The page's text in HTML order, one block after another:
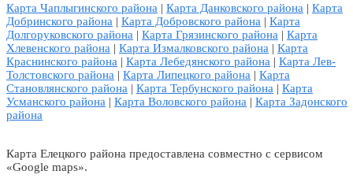
Карта Чаплыгинского района | Карта Данковского района | Карта
Добринского района | Карта Добровского района | Карта
Долгоруковского района | Карта Грязинского района | Карта
Хлевенского района | Карта Измалковского района | Карта
Краснинского района | Карта Лебедянского района | Карта Лев-
Толстовского района | Карта Липецкого района | Карта
Становлянского района | Карта Тербунского района | Карта
Усманского района | Карта Воловского района | Карта Задонского
района
Карта Елецкого района предоставлена совместно с сервисом
«Google maps».